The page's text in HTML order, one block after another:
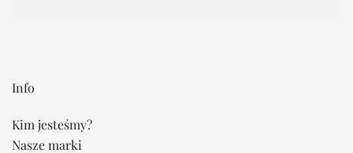
Info
Kim jesteśmy?
Nasze marki